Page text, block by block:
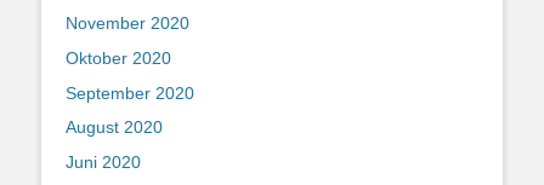
November 2020
Oktober 2020
September 2020
August 2020
Juni 2020